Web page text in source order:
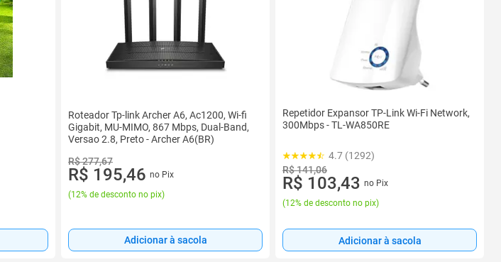
Roteador Tp-link Archer A6, Ac1200, Wi-fi
Gigabit, MU-MIMO, 867 Mbps, Dual-Band,
Versao 2.8, Preto - Archer A6(BR)
R$ 277,67
R$ 195,46 no Pix
(12% de desconto no pix)
Adicionar à sacola
Repetidor Expansor TP-Link Wi-Fi Network,
300Mbps - TL-WA850RE
4.7 (1292)
R$ 141,06
R$ 103,43 no Pix
(12% de desconto no pix)
Adicionar à sacola